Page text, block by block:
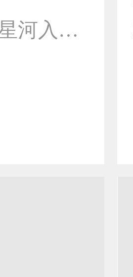
2026新款全棉厚织提花星河入梦系列四件套-套件-星河入梦-蓝